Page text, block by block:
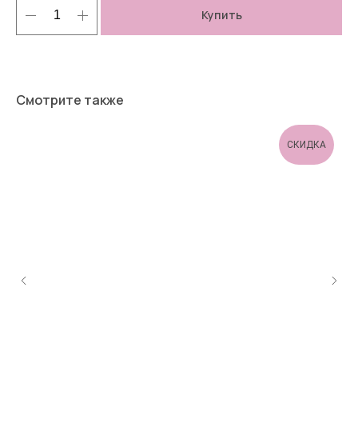
Купить
Смотрите также
СКИДКА